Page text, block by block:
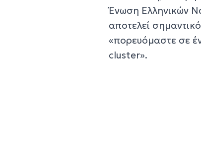
Ένωση Ελληνικών
αποτελεί
«πορευόμαστε σε
cluster».